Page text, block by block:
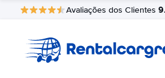
Avaliações dos Clientes